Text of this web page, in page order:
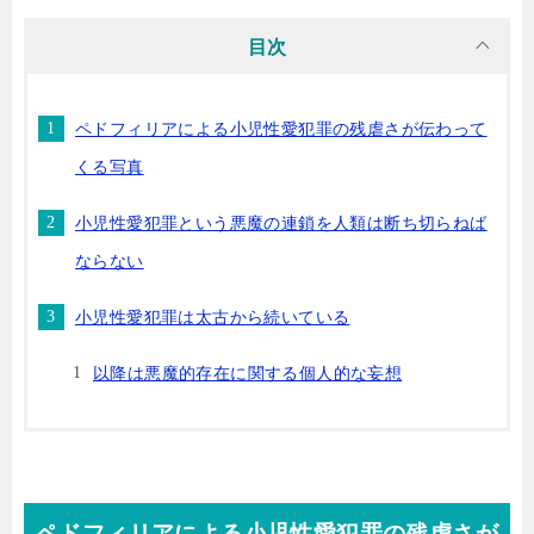
目次
ペドフィリアによる小児性愛犯罪の残虐さが伝わって
くる写真
小児性愛犯罪という悪魔の連鎖を人類は断ち切らねば
ならない
小児性愛犯罪は太古から続いている
以降は悪魔的存在に関する個人的な妄想